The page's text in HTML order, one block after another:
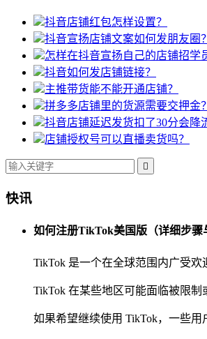
抖音店铺红包怎样设置？
抖音宣扬店铺文案如何发朋友圈？
怎样在抖音宣扬自己的店铺招学
抖音如何发店铺链接？
主推带货能不能开通店铺？
拼多多店铺里的货源需要交押金？
抖音店铺延迟发货扣了30分会降
店铺授权号可以直播卖货吗？

快讯
如何注册TikTok美国版（详细步骤
TikTok 是一个在全球范围内广受
TikTok 在某些地区可能面临被限
如果希望继续使用 TikTok，一些